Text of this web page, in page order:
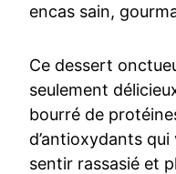
encas sain,
Ce dessert
seulement
bourré de
d’antioxydants
sentir rassasié et